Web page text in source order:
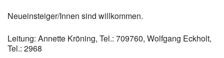
Neueinsteiger/Innen sind willkommen.
Leitung: Annette Kröning, Tel.: 709760, Wolfgang Eckholt,
Tel.: 2968